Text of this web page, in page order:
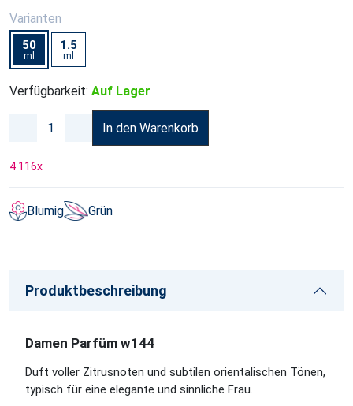
Varianten
50
ml
1.5
ml
Verfügbarkeit: Auf Lager
In den Warenkorb
4 116x
Blumig Grün
Produktbeschreibung
Damen Parfüm w144
Duft voller Zitrusnoten und subtilen orientalischen Tönen,
typisch für eine elegante und sinnliche Frau.